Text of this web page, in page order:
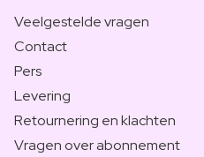
Veelgestelde vragen
Contact
Pers
Levering
Retournering en klachten
Vragen over abonnement